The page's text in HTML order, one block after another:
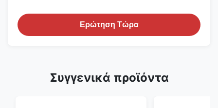
Ερώτηση Τώρα
Συγγενικά προϊόντα